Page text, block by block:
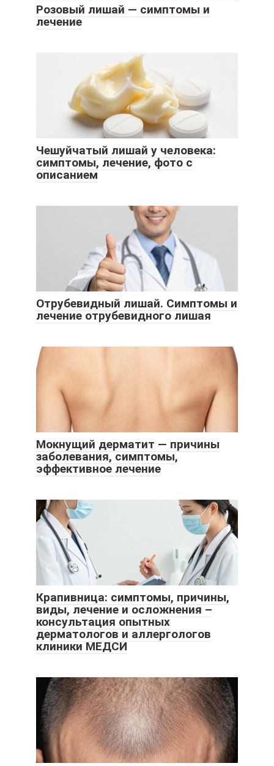
Розовый лишай — симптомы и
лечение
Чешуйчатый лишай у человека:
симптомы, лечение, фото с
описанием
Отрубевидный лишай. Симптомы и
лечение отрубевидного лишая
Мокнущий дерматит — причины
заболевания, симптомы,
эффективное лечение
Крапивница: симптомы, причины,
виды, лечение и осложнения –
консультация опытных
дерматологов и аллергологов
клиники МЕДСИ